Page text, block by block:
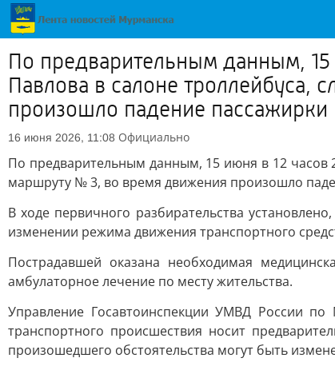
По предварительным данным,
Павлова в салоне
произошло падение пассажирки
16 июня 2026, 11:08 Официально
По предварительным данным, 15 июня в 12 часов
маршруту № 3, во время движения произошло
В ходе первичного разбирательства
изменении режима движения транспортного
Пострадавшей оказана необходимая
амбулаторное лечение по месту жительства.
Управление Госавтоинспекции УМВД России
транспортного происшествия носит
произошедшего обстоятельства могут быть